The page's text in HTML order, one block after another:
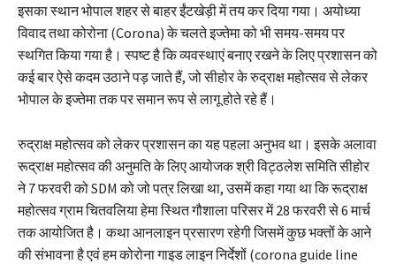
इसका स्थान भोपाल शहर से बाहर ईंटखेड़ी में तय कर दिया गया। अयोध्या
विवाद तथा कोरोना (Corona) के चलते इज्तेमा को भी समय-समय पर
स्थगित किया गया है। स्पष्ट है कि व्यवस्थाएं बनाए रखने के लिए प्रशासन को
कई बार ऐसे कदम उठाने पड़ जाते हैं, जो सीहोर के रुद्राक्ष महोत्सव से लेकर
भोपाल के इज्तेमा तक पर समान रूप से लागू होते रहे हैं।
रुद्राक्ष महोत्सव को लेकर प्रशासन का यह पहला अनुभव था। इसके अलावा
रूद्राक्ष महोत्सव की अनुमति के लिए आयोजक श्री विट्ठलेश समिति सीहोर
ने 7 फरवरी को SDM को जो पत्र लिखा था, उसमें कहा गया था कि रूद्राक्ष
महोत्सव ग्राम चितवलिया हेमा स्थित गौशाला परिसर में 28 फरवरी से 6 मार्च
तक आयोजित है। कथा आनलाइन प्रसारण रहेगी जिसमें कुछ भक्तों के आने
की संभावना है एवं हम कोरोना गाइड लाइन निर्देशों (corona guide line